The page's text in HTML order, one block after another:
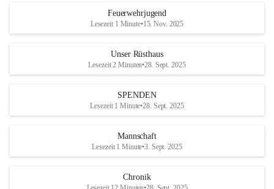
HERZLICHEN DANK FÜR IHREN BESUCH!
Feuerwehrjugend
Lesezeit 1 Minute•15. Nov. 2025
Unser Rüsthaus
Lesezeit 2 Minuten•28. Sept. 2025
SPENDEN
Lesezeit 1 Minute•28. Sept. 2025
Mannschaft
Lesezeit 1 Minute•3. Sept. 2025
Chronik